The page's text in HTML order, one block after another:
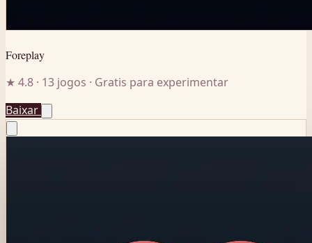
Foreplay
★ 4.8 · 13 jogos · Gratis para experimentar
Baixar